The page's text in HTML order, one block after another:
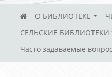
О БИБЛИОТЕКЕ
СЕЛЬСКИЕ БИБЛИОТЕКИ
Часто задаваемые